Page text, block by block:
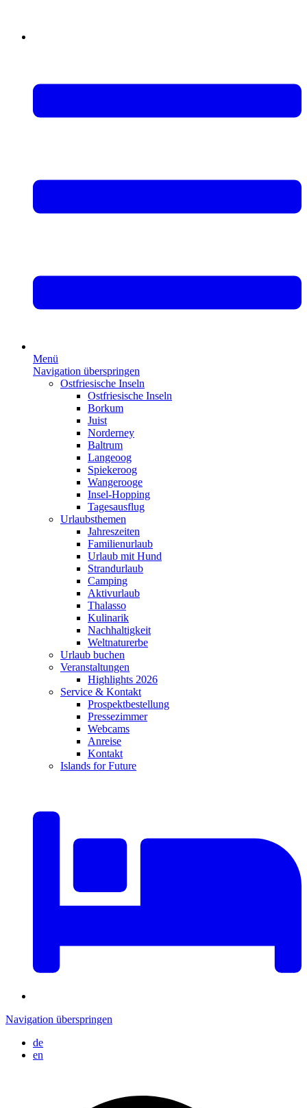
Menü
Navigation überspringen
Ostfriesische Inseln
Ostfriesische Inseln
Borkum
Juist
Norderney
Baltrum
Langeoog
Spiekeroog
Wangerooge
Insel-Hopping
Tagesausflug
Urlaubsthemen
Jahreszeiten
Familienurlaub
Urlaub mit Hund
Strandurlaub
Camping
Aktivurlaub
Thalasso
Kulinarik
Nachhaltigkeit
Weltnaturerbe
Urlaub buchen
Veranstaltungen
Highlights 2026
Service & Kontakt
Prospektbestellung
Pressezimmer
Webcams
Anreise
Kontakt
Islands for Future
Navigation überspringen
de
en